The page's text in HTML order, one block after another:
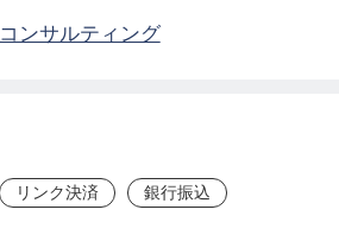
ンサルティング
リンク決済 銀行振込